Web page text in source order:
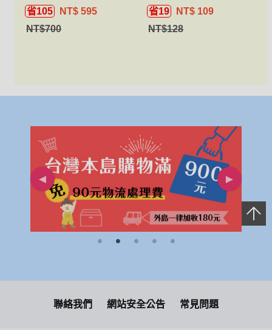
省105
NT$ 595
NT$700
省19
NT$ 109
NT$128
聯絡我們 網站安全公告 常見問題